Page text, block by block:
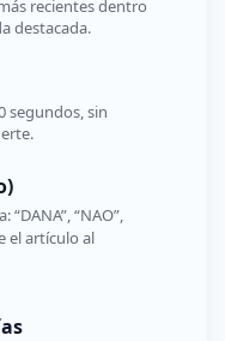
recientes dentro
destacada.
segundos, sin
“NAO”,
el artículo al